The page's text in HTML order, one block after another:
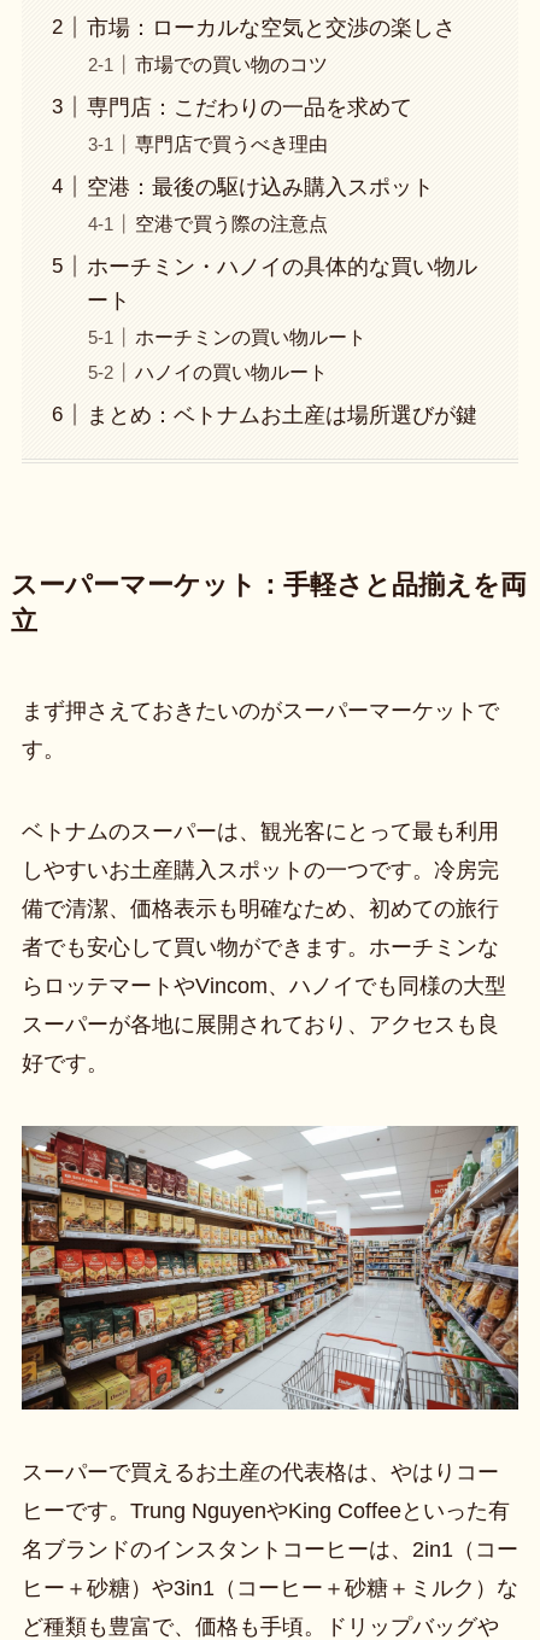
市場：ローカルな空気と交渉の楽しさ
市場での買い物のコツ
専門店：こだわりの一品を求めて
専門店で買うべき理由
空港：最後の駆け込み購入スポット
空港で買う際の注意点
ホーチミン・ハノイの具体的な買い物ル
ート
ホーチミンの買い物ルート
ハノイの買い物ルート
まとめ：ベトナムお土産は場所選びが鍵
スーパーマーケット：手軽さと品揃えを両
立
まず押さえておきたいのがスーパーマーケットで
す。
ベトナムのスーパーは、観光客にとって最も利用
しやすいお土産購入スポットの一つです。冷房完
備で清潔、価格表示も明確なため、初めての旅行
者でも安心して買い物ができます。ホーチミンな
らロッテマートやVincom、ハノイでも同様の大型
スーパーが各地に展開されており、アクセスも良
好です。
スーパーで買えるお土産の代表格は、やはりコー
ヒーです。Trung NguyenやKing Coffeeといった有
名ブランドのインスタントコーヒーは、2in1（コー
ヒー＋砂糖）や3in1（コーヒー＋砂糖＋ミルク）な
ど種類も豊富で、価格も手頃。ドリップバッグや